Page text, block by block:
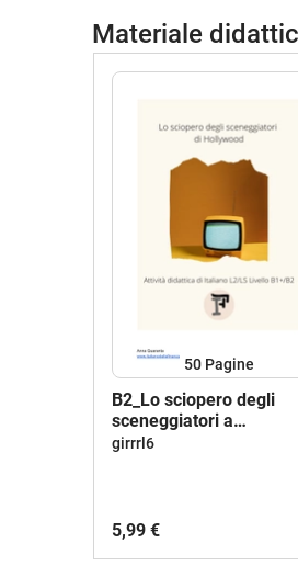
Materiale
50 Pagine
B2_Lo sciopero degli
sceneggiatori a
Hollywood_Italiano L2 /
girrrl6
5,99 €